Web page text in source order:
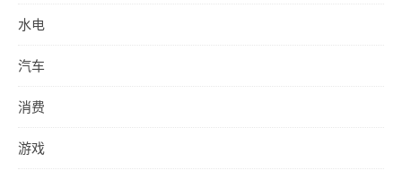
水电
汽车
消费
游戏